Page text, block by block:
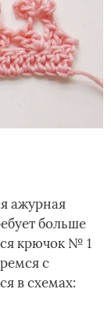
ажурная
больше
крючок № 1
с
в схемах: